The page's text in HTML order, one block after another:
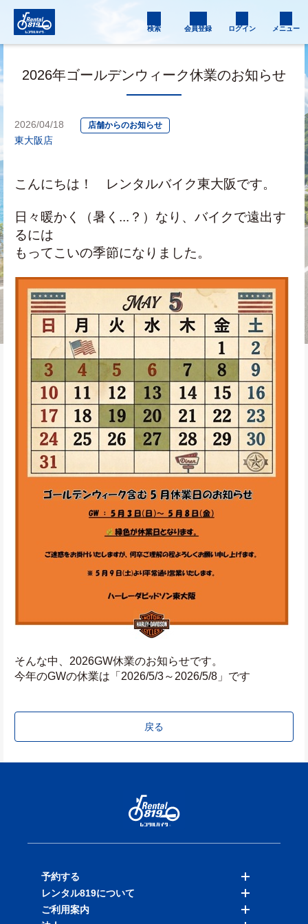
検索 会員登録 ログイン メニュー
2026年ゴールデンウィーク休業のお知らせ
2026/04/18 店舗からのお知らせ
東大阪店
こんにちは！　レンタルバイク東大阪です。
日々暖かく（暑く...？）なり、バイクで遠出す
るには
もってこいの季節になりました。
そんな中、2026GW休業のお知らせです。
今年のGWの休業は「2026/5/3～2026/5/8」です
戻る
予約する
バイクを探す
店舗を探す
レンタル819について
料金表
ご利用案内